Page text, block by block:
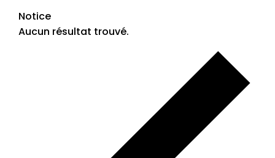
Notice
Aucun résultat trouvé.